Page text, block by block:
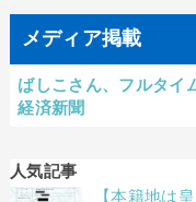
メディア掲載
ばしこさん、フルタイ
経済新聞
人気記事
【本籍地は